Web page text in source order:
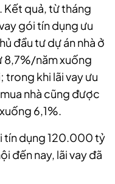
Kết quả, từ tháng
gói tín dụng ưu
đầu tư dự án nhà ở
8,7%/năm xuống
khi lãi vay ưu
nhà cũng được
6,1%.
tín dụng 120.000 tỷ
đến nay, lãi vay đã